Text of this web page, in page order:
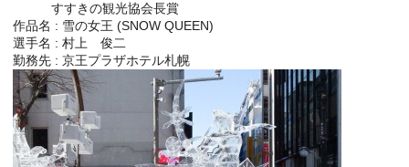
すすきの観光協会長賞
作品名 : 雪の女王 (SNOW QUEEN)
選手名 : 村上 俊二
勤務先 : 京王プラザホテル札幌